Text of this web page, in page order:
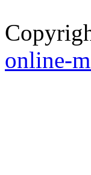
online-